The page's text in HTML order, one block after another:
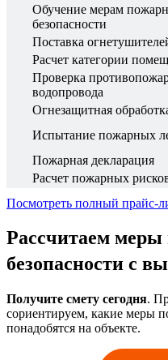
Обучение мерам
безопасности
Поставка
Расчет категории
Проверка
водопровода
Огнезащитная
Испытание пожарных
Пожарная декларация
Расчет пожарных
Посмотреть полный прайс-
Рассчитаем меры
безопасности с
Получите смету сегодня.
сориентируем, какие меры
понадобятся на объекте.